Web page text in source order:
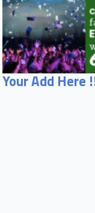
Your Add Here